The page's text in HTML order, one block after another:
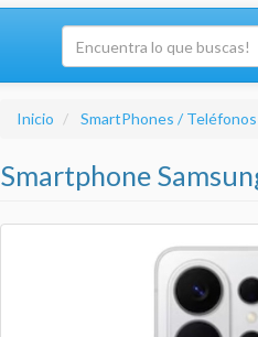
Inicio SmartPhones / Teléfonos
Smartphone